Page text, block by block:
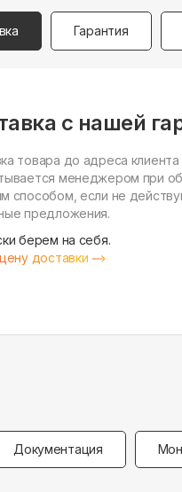
Гарантия
с нашей
товара до адреса клиента
менеджером при
способом, если не
предложения.
берем на себя.
доставки
Документация